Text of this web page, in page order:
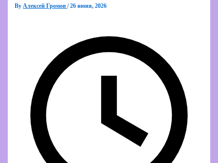
By Алексей Громов/26 июня, 2026